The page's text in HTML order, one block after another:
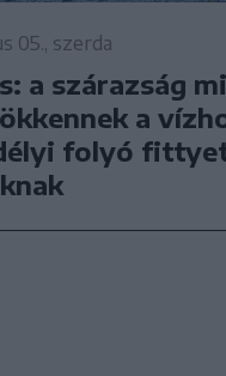
05., szerda
a szárazság
a
folyó